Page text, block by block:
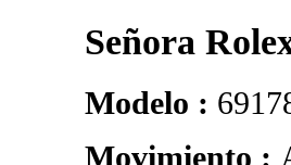
Señora
Modelo :
Movimiento :